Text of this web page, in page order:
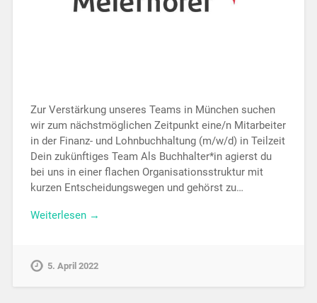
Zur Verstärkung unseres Teams in München suchen
wir zum nächstmöglichen Zeitpunkt eine/n Mitarbeiter
in der Finanz- und Lohnbuchhaltung (m/w/d) in Teilzeit
Dein zukünftiges Team Als Buchhalter*in agierst du
bei uns in einer flachen Organisationsstruktur mit
kurzen Entscheidungswegen und gehörst zu…
Weiterlesen →
5. April 2022